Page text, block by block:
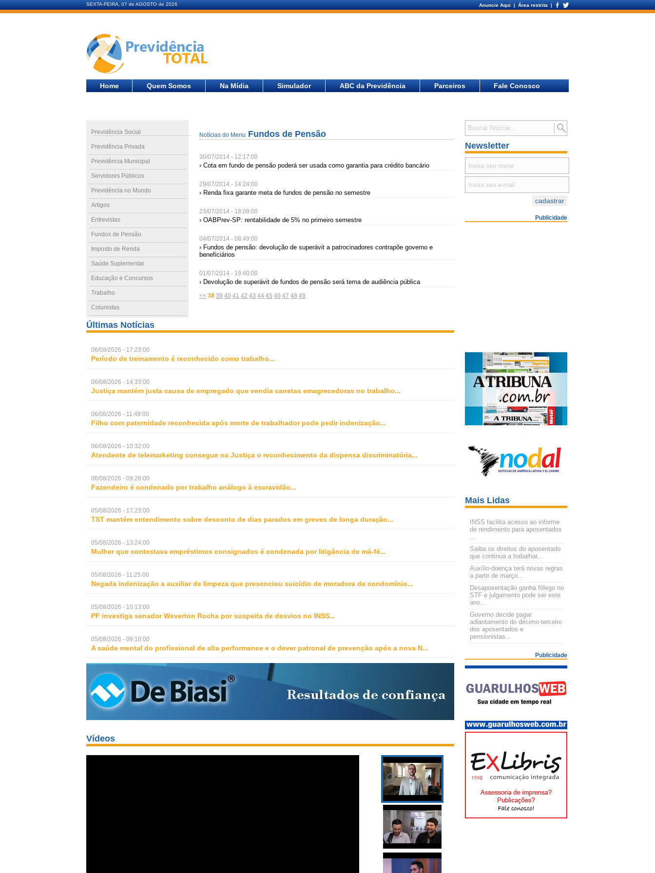
SEXTA-FEIRA, 07 de AGOSTO de 2026 Anuncie Aqui | Área restrita |
Home Quem Somos Na Mídia Simulador ABC da Previdência Parceiros Fale Conosco
Previdência Social
Previdência Privada
Previdência Municipal
Servidores Públicos
Previdência no Mundo
Artigos
Entrevistas
Fundos de Pensão
Imposto de Renda
Saúde Suplementar
Educação e Concursos
Trabalho
Colunistas
Notícias do Menu Fundos de Pensão
30/07/2014 - 12:17:00
› Cota em fundo de pensão poderá ser usada como garantia para crédito bancário
29/07/2014 - 14:24:00
› Renda fixa garante meta de fundos de pensão no semestre
23/07/2014 - 18:09:00
› OABPrev-SP: rentabilidade de 5% no primeiro semestre
04/07/2014 - 08:49:00
› Fundos de pensão: devolução de superávit a patrocinadores contrapõe governo e
beneficiários
01/07/2014 - 19:40:00
› Devolução de superávit de fundos de pensão será tema de audiência pública
<< 38 39 40 41 42 43 44 45 46 47 48 49
Últimas Notícias
06/08/2026 - 17:23:00
Período de treinamento é reconhecido como trabalho...
06/08/2026 - 14:33:00
Justiça mantém justa causa de empregado que vendia canetas emagrecedoras no trabalho...
06/08/2026 - 11:49:00
Filho com paternidade reconhecida após morte de trabalhador pode pedir indenização...
06/08/2026 - 10:32:00
Atendente de telemarketing consegue na Justiça o reconhecimento da dispensa discriminatória...
06/08/2026 - 09:26:00
Fazendeiro é condenado por trabalho análogo à escravidão...
05/08/2026 - 17:23:00
TST mantém entendimento sobre desconto de dias parados em greves de longa duração...
05/08/2026 - 13:24:00
Mulher que contestava empréstimos consignados é condenada por litigância de má-fé...
05/08/2026 - 11:25:00
Negada indenização a auxiliar de limpeza que presenciou suicídio de moradora de condomínio...
05/08/2026 - 10:13:00
PF investiga senador Weverton Rocha por suspeita de desvios no INSS...
05/08/2026 - 09:10:00
A saúde mental do profissional de alta performance e o dever patronal de prevenção após a nova N...
Vídeos
Newsletter
Publicidade
Mais Lidas
INSS facilita acesso ao informe
de rendimento para aposentados
...
Saiba os direitos do aposentado
que continua a trabalhar...
Auxílio-doença terá novas regras
a partir de março...
Desaposentação ganha fôlego no
STF e julgamento pode ser este
ano...
Governo decide pagar
adiantamento do décimo-terceiro
dos aposentados e
pensionistas...
Publicidade